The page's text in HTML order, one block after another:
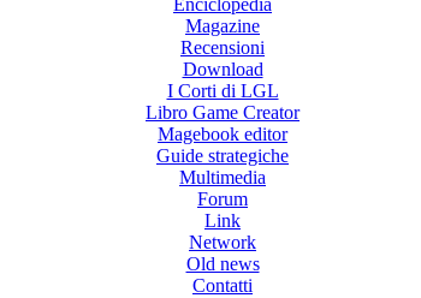
Enciclopedia
Magazine
Recensioni
Download
I Corti di LGL
Libro Game Creator
Magebook editor
Guide strategiche
Multimedia
Forum
Link
Network
Old news
Contatti